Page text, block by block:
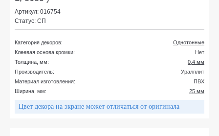
Артикул: 016754
Статус: СП
Категория декоров:
Однотонные
Клеевая основа кромки:
Нет
Толщина, мм:
0,4 мм
Производитель:
Уралплит
Материал изготовления:
ПВХ
Ширина, мм:
25 мм
Цвет декора на экране может отличаться от оригинала